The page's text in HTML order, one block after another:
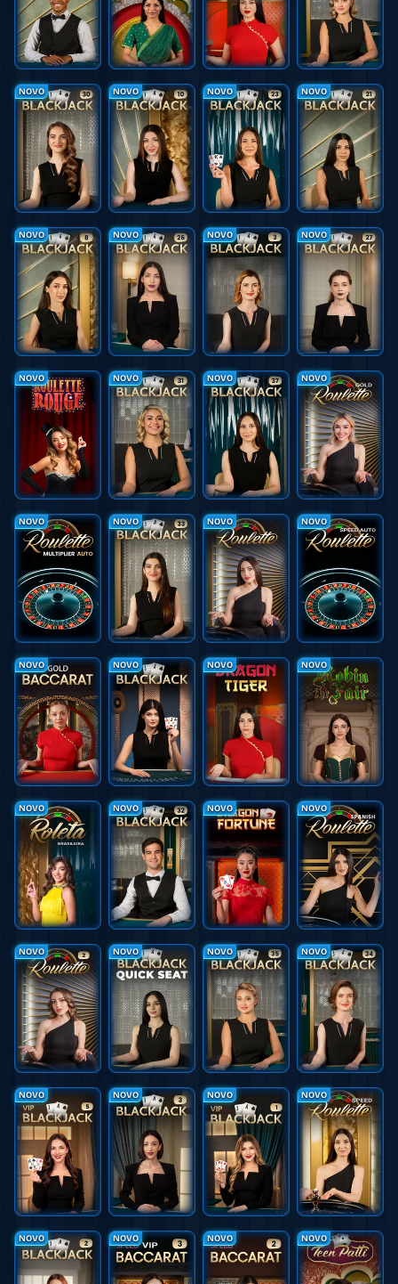
NOVO NOVO NOVO NOVO
NOVO NOVO NOVO NOVO
NOVO NOVO NOVO NOVO
NOVO NOVO NOVO NOVO
NOVO NOVO NOVO NOVO
NOVO NOVO NOVO NOVO
NOVO NOVO NOVO NOVO
NOVO NOVO NOVO NOVO
NOVO NOVO NOVO NOVO